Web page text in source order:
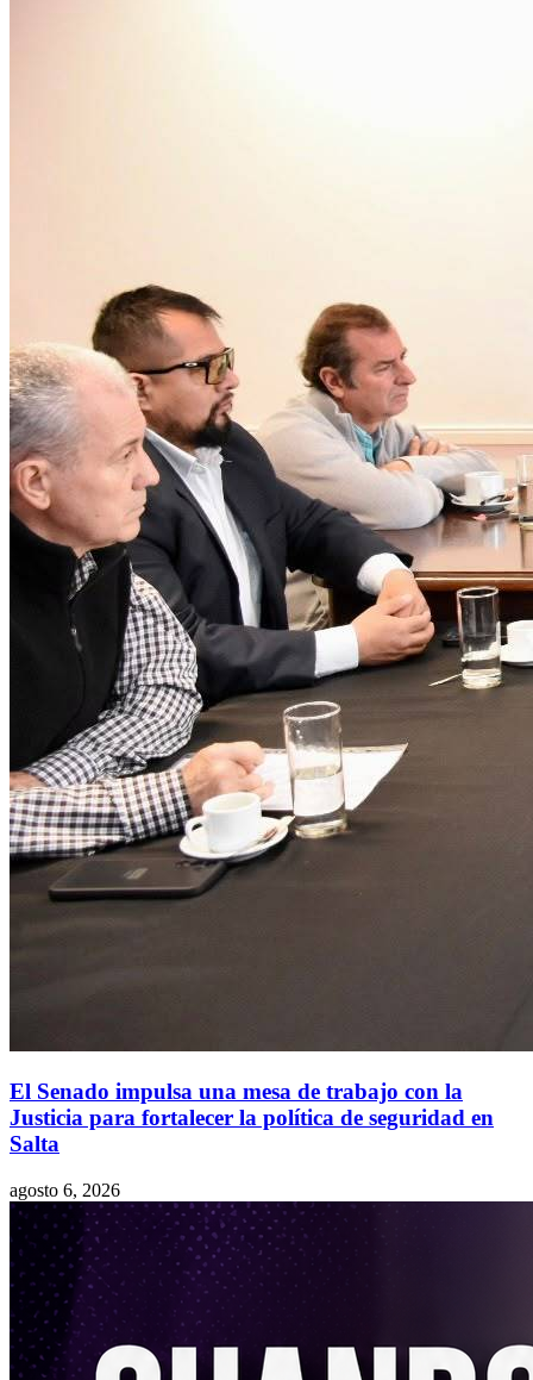
El Senado impulsa una mesa de trabajo con la
Justicia para fortalecer la política de seguridad en
Salta
agosto 6, 2026